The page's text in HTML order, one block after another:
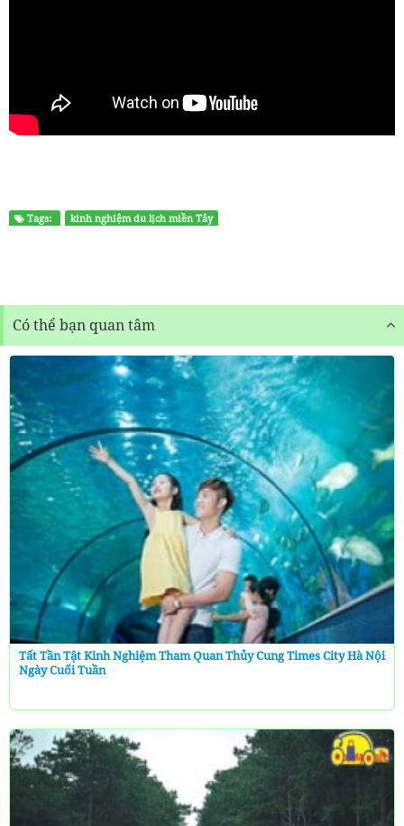
Tags: kinh nghiệm du lịch miền Tây
Có thể bạn quan tâm
Tất Tần Tật Kinh Nghiệm Tham Quan Thủy Cung Times City Hà Nội
Ngày Cuối Tuần